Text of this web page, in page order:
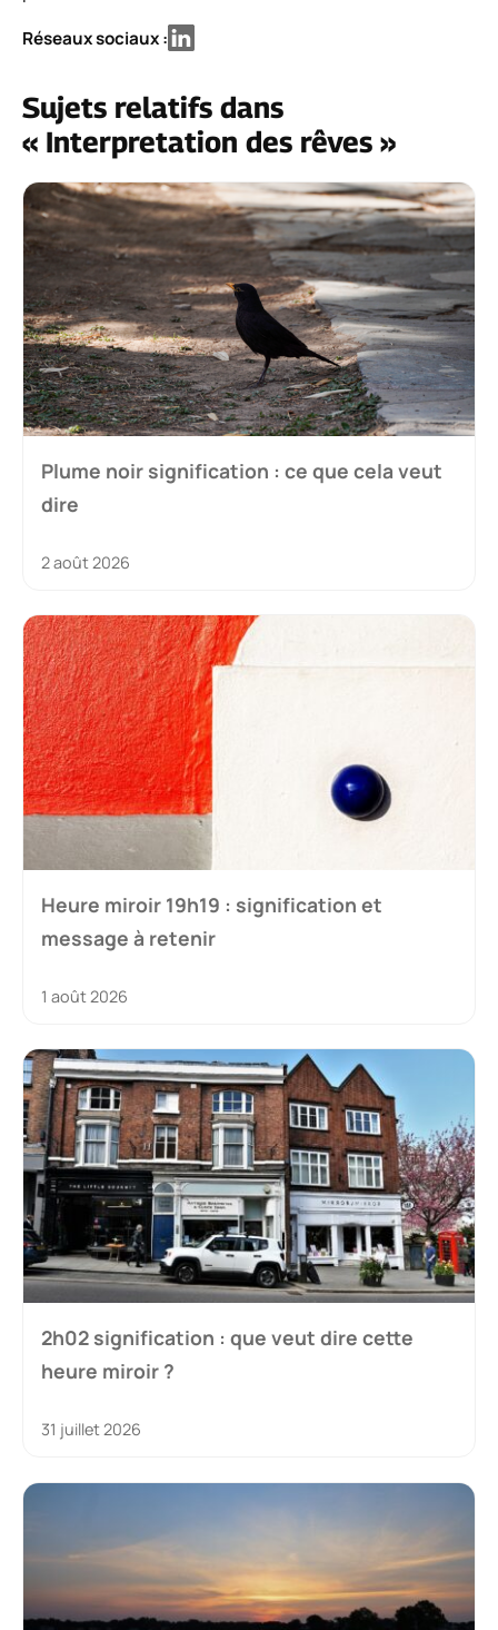
Réseaux sociaux :
Sujets relatifs dans
« Interpretation des rêves »
Plume noir signification : ce que cela veut
dire
2 août 2026
Heure miroir 19h19 : signification et
message à retenir
1 août 2026
2h02 signification : que veut dire cette
heure miroir ?
31 juillet 2026